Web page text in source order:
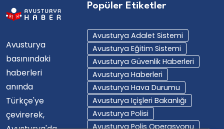
Avusturya
basınındaki
haberleri
anında
Türkçe'ye
çevirerek,
Popüler Etiketler
Avusturya Adalet Sistemi
Avusturya Eğitim Sistemi
Avusturya Güvenlik Haberleri
Avusturya Haberleri
Avusturya Hava Durumu
Avusturya Içişleri Bakanlığı
Avusturya Polisi
Avusturya Polis Operasyonu